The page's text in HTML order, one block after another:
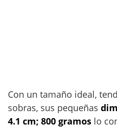
Con un tamaño ideal,
sobras, sus pequeñas
4.1 cm; 800 gramos lo